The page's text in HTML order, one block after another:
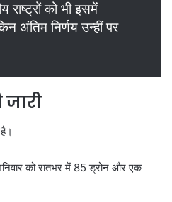
राष्ट्रों को भी इसमें
अंतिम निर्णय उन्हीं पर
जारी
को रातभर में 85 ड्रोन और एक